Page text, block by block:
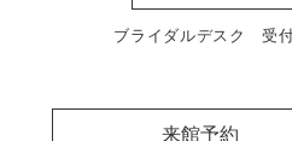
ブライダルデスク 受
来館予約